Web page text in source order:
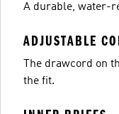
A durable, water-
ADJUSTABLE
The drawcord on
the fit.